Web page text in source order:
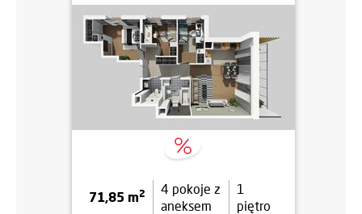
71,85 m2
4 pokoje z
aneksem
1
piętro